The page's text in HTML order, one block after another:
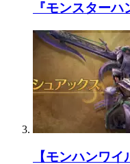
『モンスターハ
【モンハンワ